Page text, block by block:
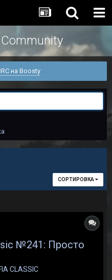
на Boosty
СОРТИРОВКА
№241: Просто
CLASSIC